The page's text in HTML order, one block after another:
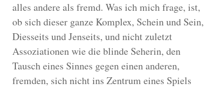
alles andere als fremd. Was ich mich frage, ist,
ob sich dieser ganze Komplex, Schein und Sein,
Diesseits und Jenseits, und nicht zuletzt
Assoziationen wie die blinde Seherin, den
Tausch eines Sinnes gegen einen anderen,
fremden, sich nicht ins Zentrum eines Spiels